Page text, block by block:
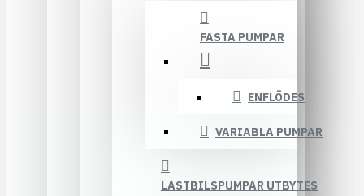
FASTA PUMPAR
ENFLÖDES
VARIABLA PUMPAR
LASTBILSPUMPAR UTBYTES